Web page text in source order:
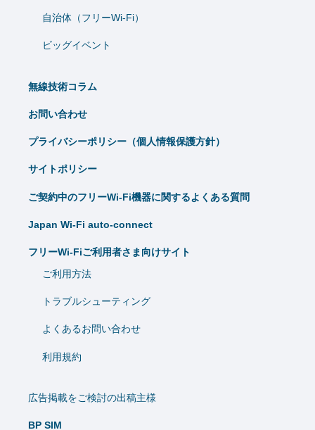
自治体（フリーWi-Fi）
ビッグイベント
無線技術コラム
お問い合わせ
プライバシーポリシー（個人情報保護方針）
サイトポリシー
ご契約中のフリーWi-Fi機器に関するよくある質問
Japan Wi-Fi auto-connect
フリーWi-Fiご利用者さま向けサイト
ご利用方法
トラブルシューティング
よくあるお問い合わせ
利用規約
広告掲載をご検討の出稿主様
BP SIM